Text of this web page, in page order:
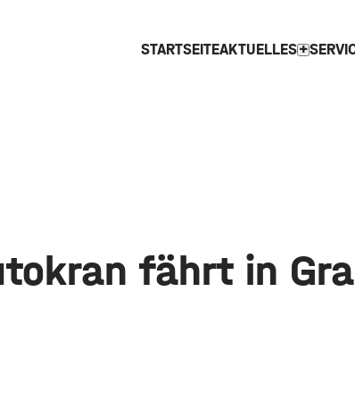
STARTSEITEAKTUELLESexpand_more
fährt in